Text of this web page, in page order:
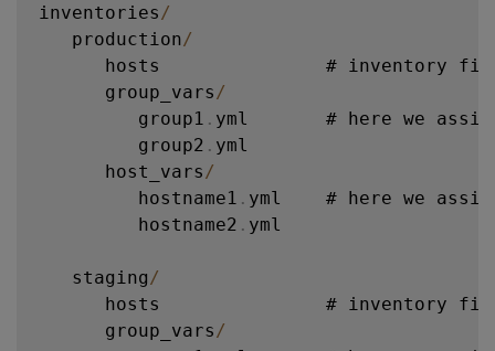
            main
        handlers
            main
yml      # <--
        templates
            ntp
. conf j2   # < -- ---- -
        files
/
            #
            bar
.
            foo
.sh        # < -- script
        vars
/
             #
        defaults
            main
yml      # <-- default
        meta
/
             #
inventories /
   production
/
hosts               # inventory
      group_vars
/
         group1
. yml       # here we
         group2
. yml
      host_vars
/
         hostname1
. yml    # here we
         hostname2
. yml
   staging
/
hosts               # inventory
      group_vars
/